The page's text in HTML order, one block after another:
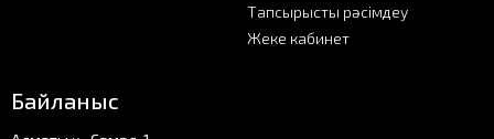
Тапсырысты рәсімдеу
Жеке кабинет
Байланыс